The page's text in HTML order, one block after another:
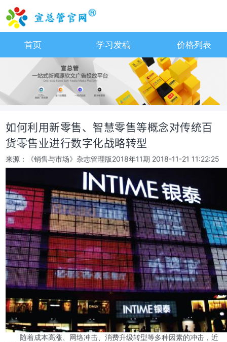
首页 学习发稿 价格列表
如何利用新零售、智慧零售等概念对传统百
货零售业进行数字化战略转型
来源：《销售与市场》杂志管理版2018年11期 2018-11-21 11:22:25
随着成本高涨、网络冲击、消费升级转型等多种因素的冲击，近